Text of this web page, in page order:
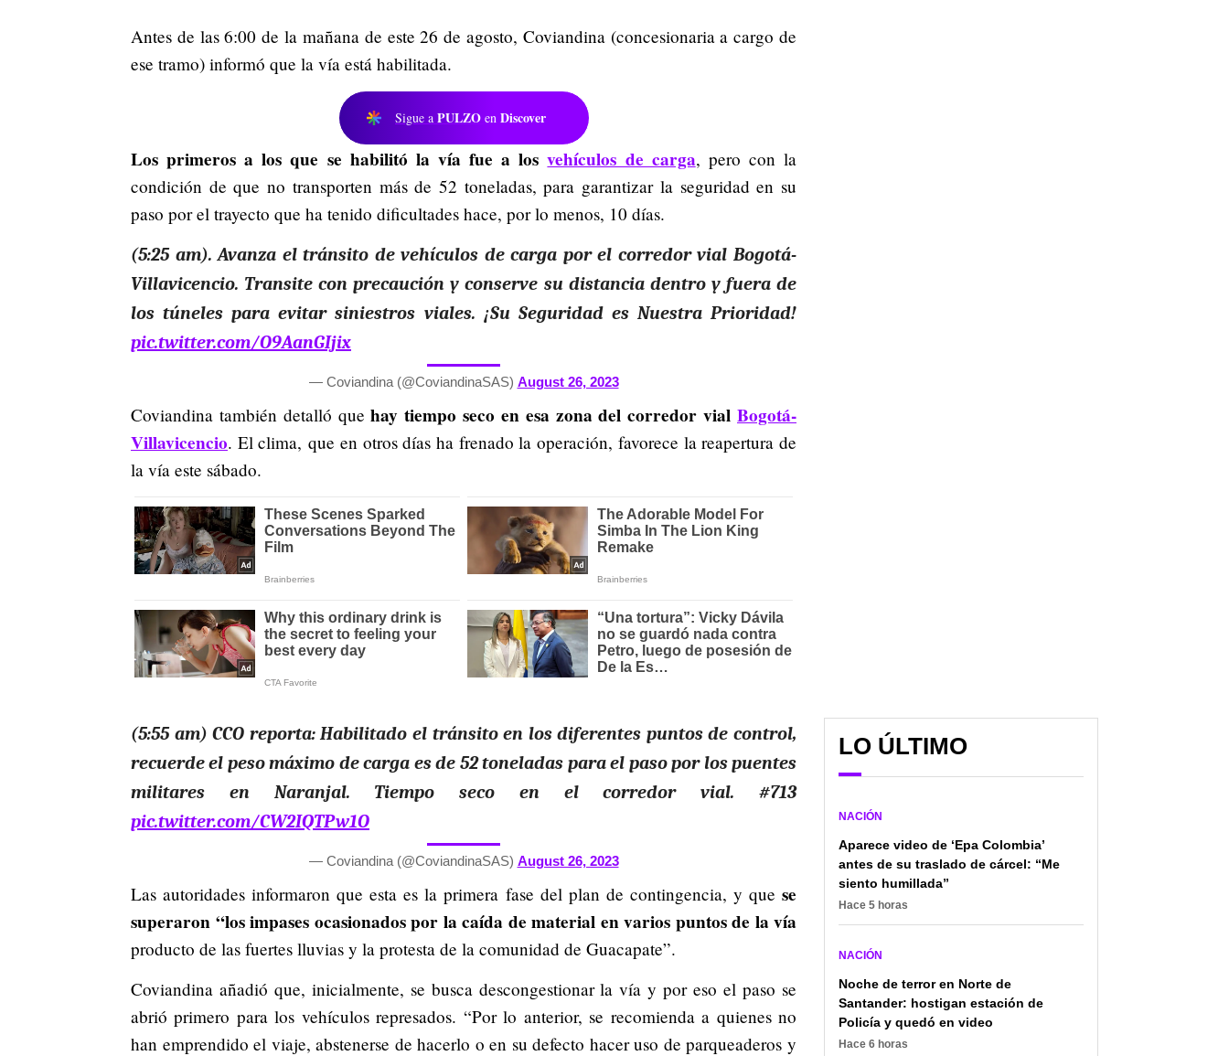
Antes de las 6:00 de la mañana de este 26 de agosto, Coviandina (concesionaria a cargo de
ese tramo) informó que la vía está habilitada.
Sigue a PULZO en Discover
Los primeros a los que se habilitó la vía fue a losvehículos de carga, pero con la
condición de que no transporten más de 52 toneladas, para garantizar la seguridad en su
paso por el trayecto que ha tenido dificultades hace, por lo menos, 10 días.
(5:25 am). Avanza el tránsito de vehículos de carga por el corredor vial Bogotá-
Villavicencio. Transite con precaución y conserve su distancia dentro y fuera de
los túneles para evitar siniestros viales. ¡Su Seguridad es Nuestra Prioridad!
pic.twitter.com/O9AanGIjix
— Coviandina (@CoviandinaSAS) August 26, 2023
Coviandina también detalló quehay tiempo seco en esa zona del corredor vialBogotá-
Villavicencio. El clima, que en otros días ha frenado la operación, favorece la reapertura de
la vía este sábado.
(5:55 am) CCO reporta: Habilitado el tránsito en los diferentes puntos de control,
recuerde el peso máximo de carga es de 52 toneladas para el paso por los puentes
militares en Naranjal. Tiempo seco en el corredor vial. #713
pic.twitter.com/CW2IQTPw1O
— Coviandina (@CoviandinaSAS) August 26, 2023
Las autoridades informaron que esta es la primera fase del plan de contingencia, y que se
superaron “los impases ocasionados por la caída de material en varios puntos de la vía
producto de las fuertes lluvias y la protesta de la comunidad de Guacapate”.
Coviandina añadió que, inicialmente, se busca descongestionar la vía y por eso el paso se
abrió primero para los vehículos represados. “Por lo anterior, se recomienda a quienes no
han emprendido el viaje, abstenerse de hacerlo o en su defecto hacer uso de parqueaderos y
LO ÚLTIMO
NACIÓN
Aparece video de ‘Epa Colombia’
antes de su traslado de cárcel: “Me
siento humillada”
Hace 5 horas
NACIÓN
Noche de terror en Norte de
Santander: hostigan estación de
Policía y quedó en video
Hace 6 horas